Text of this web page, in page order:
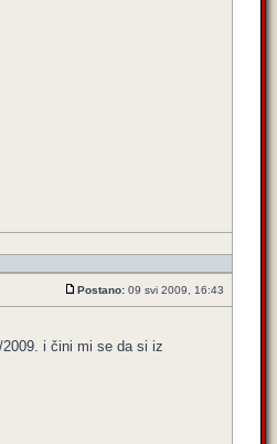
Postano: 09 svi 2009, 16:43
i čini mi se da si iz